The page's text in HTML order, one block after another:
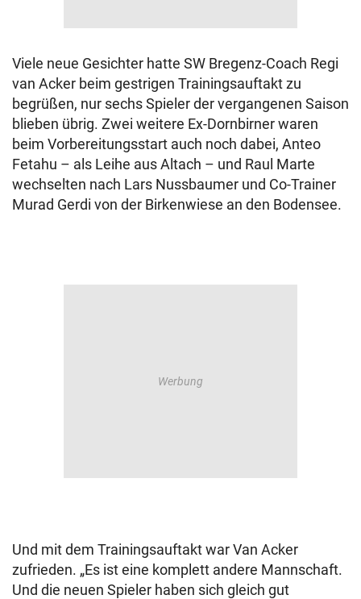
Viele neue Gesichter hatte SW Bregenz-Coach Regi
van Acker beim gestrigen Trainingsauftakt zu
begrüßen, nur sechs Spieler der vergangenen Saison
blieben übrig. Zwei weitere Ex-Dornbirner waren
beim Vorbereitungsstart auch noch dabei, Anteo
Fetahu – als Leihe aus Altach – und Raul Marte
wechselten nach Lars Nussbaumer und Co-Trainer
Murad Gerdi von der Birkenwiese an den Bodensee.
Und mit dem Trainingsauftakt war Van Acker
zufrieden. „Es ist eine komplett andere Mannschaft.
Und die neuen Spieler haben sich gleich gut